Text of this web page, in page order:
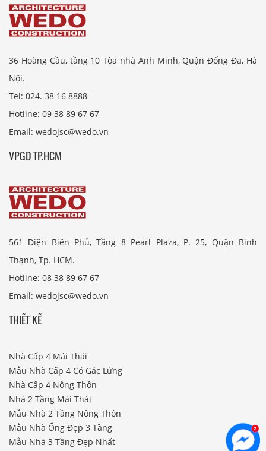
36 Hoàng Cầu, tầng 10 Tòa nhà Anh Minh, Quận Đống Đa, Hà
Nội.
Tel: 024. 38 16 8888
Hotline: 09 38 89 67 67
Email: wedojsc@wedo.vn
VPGD TP.HCM
561 Điện Biên Phủ, Tầng 8 Pearl Plaza, P. 25, Quận Bình
Thạnh, Tp. HCM.
Hotline: 08 38 89 67 67
Email: wedojsc@wedo.vn
THIẾT KẾ
Nhà Cấp 4 Mái Thái
Mẫu Nhà Cấp 4 Có Gác Lửng
Nhà Cấp 4 Nông Thôn
Nhà 2 Tầng Mái Thái
Mẫu Nhà 2 Tầng Nông Thôn
Mẫu Nhà Ống Đẹp 3 Tầng
Mẫu Nhà 3 Tầng Đẹp Nhất